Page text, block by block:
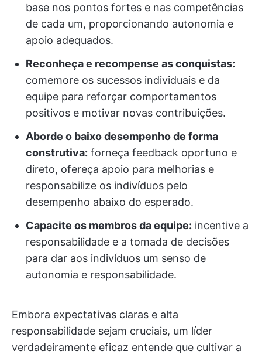
base nos pontos fortes e nas competências
de cada um, proporcionando autonomia e
apoio adequados.
Reconheça e recompense as conquistas:
comemore os sucessos individuais e da
equipe para reforçar comportamentos
positivos e motivar novas contribuições.
Aborde o baixo desempenho de forma
construtiva: forneça feedback oportuno e
direto, ofereça apoio para melhorias e
responsabilize os indivíduos pelo
desempenho abaixo do esperado.
Capacite os membros da equipe: incentive a
responsabilidade e a tomada de decisões
para dar aos indivíduos um senso de
autonomia e responsabilidade.
Embora expectativas claras e alta
responsabilidade sejam cruciais, um líder
verdadeiramente eficaz entende que cultivar a